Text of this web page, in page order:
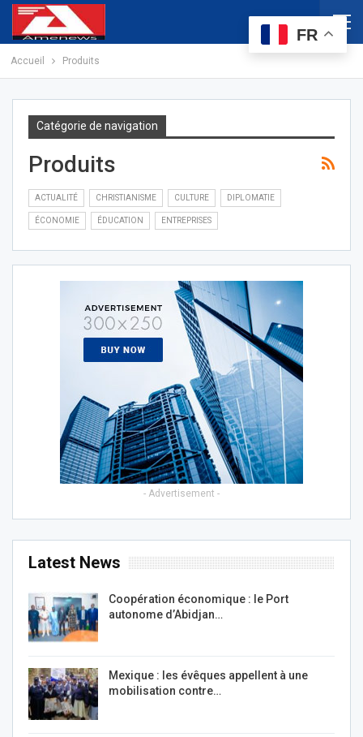
Accueil Produits
Catégorie de navigation
Produits
ACTUALITÉ CHRISTIANISME CULTURE DIPLOMATIE
ÉCONOMIE ÉDUCATION ENTREPRISES
- Advertisement -
Latest News
Coopération économique : le Port
autonome d’Abidjan…
Mexique : les évêques appellent à une
mobilisation contre…
FR